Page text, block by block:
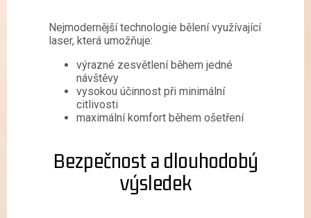
Nejmodernější technologie bělení využívající
laser, která umožňuje:
výrazné zesvětlení během jedné
návštěvy
vysokou účinnost při minimální
citlivosti
maximální komfort během ošetření
Bezpečnost a dlouhodobý
výsledek